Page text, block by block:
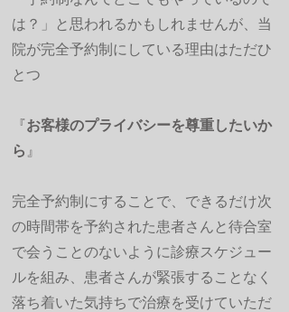
は？」と思われるかもしれませんが、 当
院が完全予約制にしている理由はただひ
とつ
『お客様のプライバシーを尊重したいか
ら 』
完全予約制にすることで、できるだけ次
の時間帯を予約された患者さんと待合室
で会うことのないように診療スケジュー
ルを組み、患者さんが緊張することなく
落ち着いた気持ちで治療を受けていただ